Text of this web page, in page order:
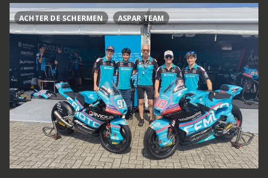
ACHTER DE SCHERMEN ASPAR TEAM